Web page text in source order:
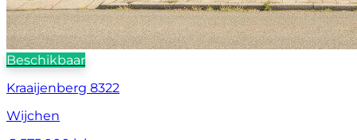
Beschikbaar
Kraaijenberg 8322
Wijchen